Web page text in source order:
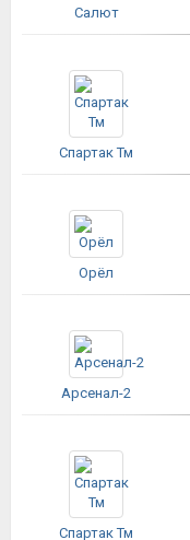
Салют
Спартак Тм
Орёл
Арсенал-2
Спартак Тм